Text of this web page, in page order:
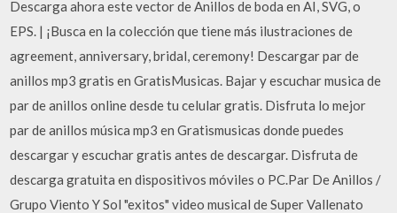
Descarga ahora este vector de Anillos de boda en AI, SVG, o
EPS. | ¡Busca en la colección que tiene más ilustraciones de
agreement, anniversary, bridal, ceremony! Descargar par de
anillos mp3 gratis en GratisMusicas. Bajar y escuchar musica de
par de anillos online desde tu celular gratis. Disfruta lo mejor
par de anillos música mp3 en Gratismusicas donde puedes
descargar y escuchar gratis antes de descargar. Disfruta de
descarga gratuita en dispositivos móviles o PC.Par De Anillos /
Grupo Viento Y Sol "exitos" video musical de Super Vallenato